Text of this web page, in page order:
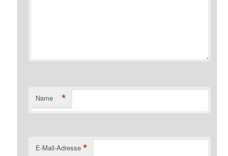
Name *
E-Mail-Adresse *